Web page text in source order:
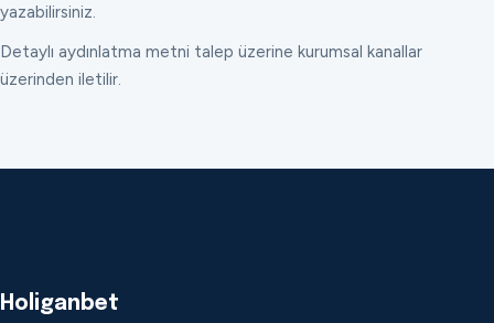
yazabilirsiniz.
Detaylı aydınlatma metni talep üzerine kurumsal kanallar
üzerinden iletilir.
Holiganbet